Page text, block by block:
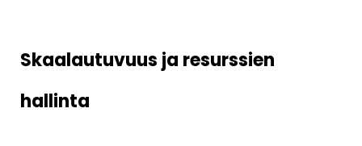
Skaalautuvuus ja resurssien
hallinta